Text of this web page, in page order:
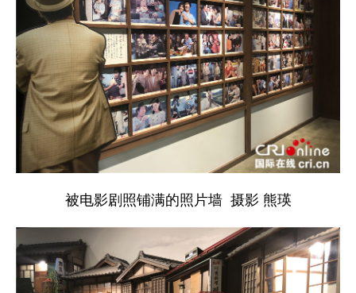
被电影剧照铺满的照片墙 摄影 熊瑛